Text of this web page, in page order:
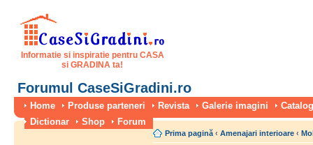
Informatie si inspiratie pentru CASA
si GRADINA ta!
Forumul CaseSiGradini.ro
Home Produse parteneri Revista Galerie imagini
Dictionar
Shop Forum
Prima pagină ‹ Amenajari interioare ‹